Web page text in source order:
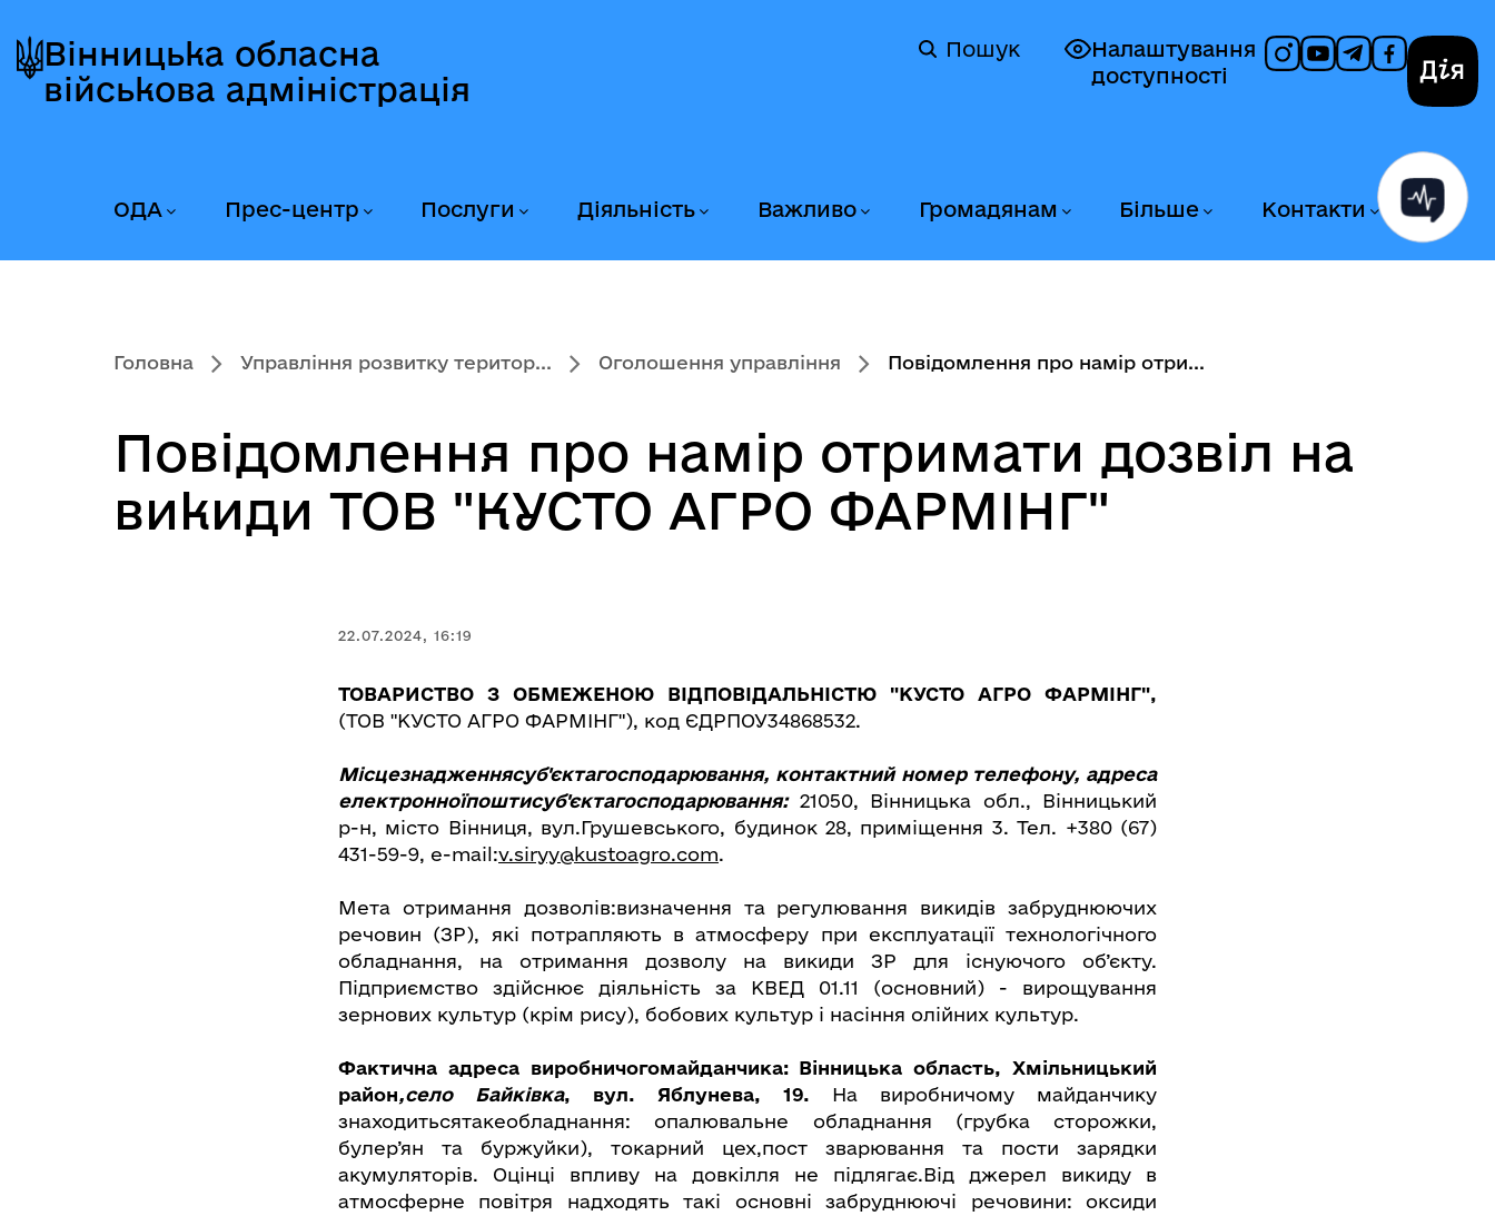
до
головного
до
головного
вмісту
до
головного
колонтитула
Вінницька обласна
військова адміністрація
Налаштування
доступності
Пошук
ОДА Прес-центр Послуги Діяльність Важливо Громадянам Більше Контакти
Головна Управління розвитку територ... Оголошення управління Повідомлення про намір отри...
Повідомлення про намір отримати дозвіл на
викиди ТОВ "КУСТО АГРО ФАРМІНГ"
22.07.2024, 16:19
ТОВАРИСТВО З ОБМЕЖЕНОЮ ВІДПОВІДАЛЬНІСТЮ "КУСТО АГРО ФАРМІНГ",
(ТОВ "КУСТО АГРО ФАРМІНГ"), код ЄДРПОУ34868532.
Місцезнадженнясуб'єктагосподарювання, контактний номер телефону, адреса
електронноїпоштисуб'єктагосподарювання:21050, Вінницька обл., Вінницький
р-н, місто Вінниця, вул.Грушевського, будинок 28, приміщення 3. Тел. +380 (67)
431-59-9, e-mail:v.siryy@kustoagro.com.
Мета отримання дозволів:визначення та регулювання викидів забруднюючих
речовин (ЗР), які потрапляють в атмосферу при експлуатації технологічного
обладнання, на отримання дозволу на викиди ЗР для існуючого об’єкту.
Підприємство здійснює діяльність за КВЕД 01.11 (основний) - вирощування
зернових культур (крім рису), бобових культур і насіння олійних культур.
Фактична адреса виробничогомайданчика: Вінницька область, Хмільницький
район,село Байківка, вул. Яблунева, 19. На виробничому майданчику
знаходитьсятакеобладнання: опалювальне обладнання (грубка сторожки,
булер’ян та буржуйки), токарний цех,пост зварювання та пости зарядки
акумуляторів. Оцінці впливу на довкілля не підлягає.Від джерел викиду в
атмосферне повітря надходять такі основні забруднюючі речовини: оксиди